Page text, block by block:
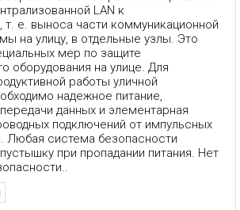
LAN к
т. е. выноса части коммуникационной
на улицу, в отдельные узлы. Это
мер по защите
оборудования на улице. Для
работы уличной
надежное питание,
данных и элементарная
подключений от импульсных
Любая система безопасности
при пропадании питания. Нет